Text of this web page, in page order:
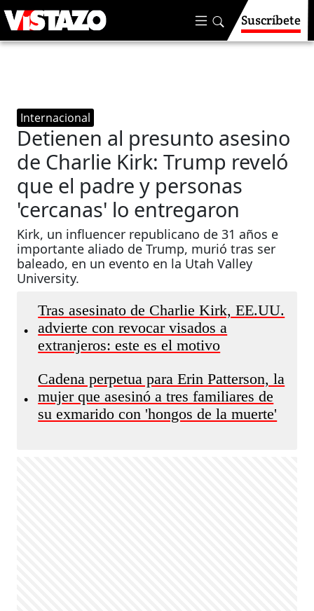
Suscríbete
Internacional
Detienen al presunto asesino
de Charlie Kirk: Trump reveló
que el padre y personas
'cercanas' lo entregaron
Kirk, un influencer republicano de 31 años e
importante aliado de Trump, murió tras ser
baleado, en un evento en la Utah Valley
University.
•
Tras asesinato de Charlie Kirk, EE.UU.
advierte con revocar visados a
extranjeros: este es el motivo
•
Cadena perpetua para Erin Patterson, la
mujer que asesinó a tres familiares de
su exmarido con 'hongos de la muerte'